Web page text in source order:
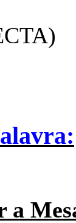
a